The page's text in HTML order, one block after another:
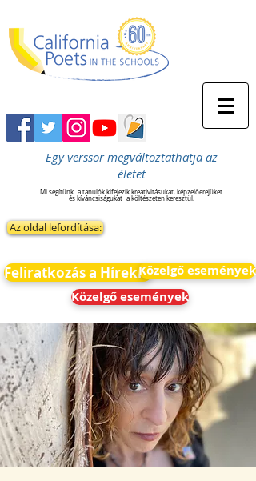
Egy verssor megváltoztathatja az
életet
Mi segítünk a tanulók kifejezik kreativitásukat, képzelőerejüket
és kíváncsiságukat a költészeten keresztül.
Az oldal lefordítása:
Feliratkozás a HírekreKözelgő események
Közelgő események